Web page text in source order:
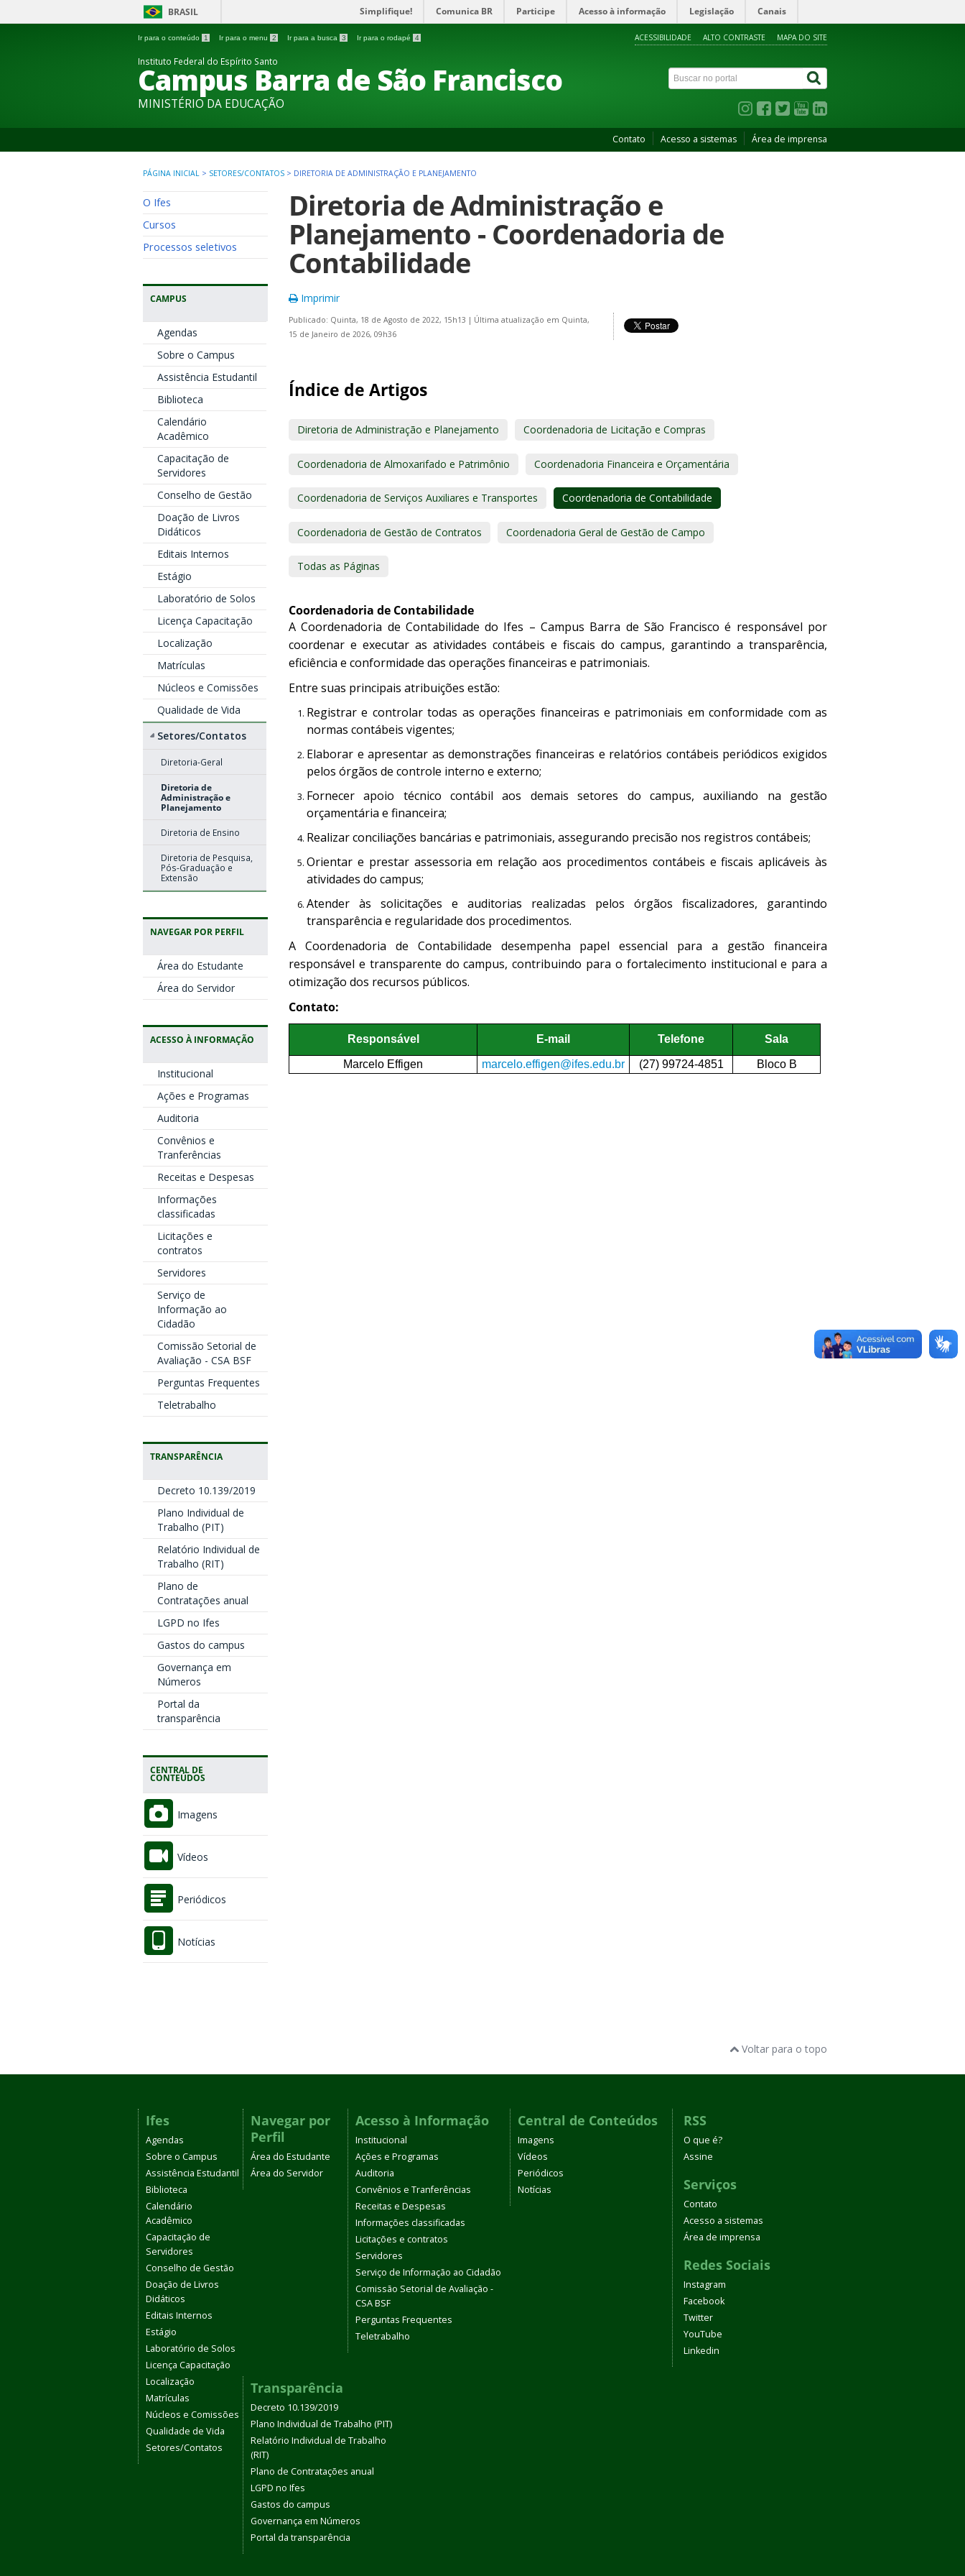
BRASIL Simplifique! Comunica BR Participe Acesso à informação Legislação Canais
Ir para o conteúdo 1 Ir para o menu 2 Ir para a busca 3 Ir para o rodapé 4 ACESSIBILIDADE ALTO CONTRASTE MAPA DO SITE
Instituto Federal do Espírito Santo
Campus Barra de São Francisco
MINISTÉRIO DA EDUCAÇÃO
Contato Acesso a sistemas Área de imprensa
PÁGINA INICIAL > SETORES/CONTATOS > DIRETORIA DE ADMINISTRAÇÃO E PLANEJAMENTO
O Ifes
Cursos
Processos seletivos
CAMPUS
Agendas
Sobre o Campus
Assistência Estudantil
Biblioteca
Calendário
Acadêmico
Capacitação de
Servidores
Conselho de Gestão
Doação de Livros
Didáticos
Editais Internos
Estágio
Laboratório de Solos
Licença Capacitação
Localização
Matrículas
Núcleos e Comissões
Qualidade de Vida
Setores/Contatos
Diretoria-Geral
Diretoria de
Administração e
Planejamento
Diretoria de Ensino
Diretoria de Pesquisa,
Pós-Graduação e
Extensão
NAVEGAR POR PERFIL
Área do Estudante
Área do Servidor
ACESSO À INFORMAÇÃO
Institucional
Ações e Programas
Auditoria
Convênios e
Tranferências
Receitas e Despesas
Informações
classificadas
Licitações e
contratos
Servidores
Serviço de
Informação ao
Cidadão
Comissão Setorial de
Avaliação - CSA BSF
Perguntas Frequentes
Teletrabalho
TRANSPARÊNCIA
Decreto 10.139/2019
Plano Individual de
Trabalho (PIT)
Relatório Individual de
Trabalho (RIT)
Plano de
Contratações anual
LGPD no Ifes
Gastos do campus
Governança em
Números
Portal da
transparência
CENTRAL DE
CONTEÚDOS
Imagens
Vídeos
Periódicos
Notícias
Diretoria de Administração e
Planejamento - Coordenadoria de
Contabilidade
Imprimir
Publicado: Quinta, 18 de Agosto de 2022, 15h13 | Última atualização em Quinta,
15 de Janeiro de 2026, 09h36
Índice de Artigos
Diretoria de Administração e Planejamento Coordenadoria de Licitação e Compras
Coordenadoria de Almoxarifado e Patrimônio Coordenadoria Financeira e Orçamentária
Coordenadoria de Serviços Auxiliares e Transportes Coordenadoria de Contabilidade
Coordenadoria de Gestão de Contratos Coordenadoria Geral de Gestão de Campo
Todas as Páginas
Coordenadoria de Contabilidade
A Coordenadoria de Contabilidade do Ifes – Campus Barra de São Francisco é responsável por
coordenar e executar as atividades contábeis e fiscais do campus, garantindo a transparência,
eficiência e conformidade das operações financeiras e patrimoniais.
Entre suas principais atribuições estão:
Registrar e controlar todas as operações financeiras e patrimoniais em conformidade com as
normas contábeis vigentes;
Elaborar e apresentar as demonstrações financeiras e relatórios contábeis periódicos exigidos
pelos órgãos de controle interno e externo;
Fornecer apoio técnico contábil aos demais setores do campus, auxiliando na gestão
orçamentária e financeira;
Realizar conciliações bancárias e patrimoniais, assegurando precisão nos registros contábeis;
Orientar e prestar assessoria em relação aos procedimentos contábeis e fiscais aplicáveis às
atividades do campus;
Atender às solicitações e auditorias realizadas pelos órgãos fiscalizadores, garantindo
transparência e regularidade dos procedimentos.
A Coordenadoria de Contabilidade desempenha papel essencial para a gestão financeira
responsável e transparente do campus, contribuindo para o fortalecimento institucional e para a
otimização dos recursos públicos.
Contato:
Responsável E-mail Telefone Sala
Marcelo Effigen marcelo.effigen@ifes.edu.br (27) 99724-4851 Bloco B
Voltar para o topo
Ifes
Agendas
Sobre o Campus
Assistência Estudantil
Biblioteca
Calendário
Acadêmico
Capacitação de
Servidores
Conselho de Gestão
Doação de Livros
Didáticos
Editais Internos
Estágio
Laboratório de Solos
Licença Capacitação
Localização
Matrículas
Núcleos e Comissões
Qualidade de Vida
Setores/Contatos
Navegar por
Perfil
Área do Estudante
Área do Servidor
Acesso à Informação
Institucional
Ações e Programas
Auditoria
Convênios e Tranferências
Receitas e Despesas
Informações classificadas
Licitações e contratos
Servidores
Serviço de Informação ao Cidadão
Comissão Setorial de Avaliação -
CSA BSF
Perguntas Frequentes
Teletrabalho
Central de Conteúdos
Imagens
Vídeos
Periódicos
Notícias
RSS
O que é?
Assine
Serviços
Contato
Acesso a sistemas
Área de imprensa
Redes Sociais
Instagram
Facebook
Twitter
YouTube
Linkedin
Transparência
Decreto 10.139/2019
Plano Individual de Trabalho (PIT)
Relatório Individual de Trabalho
(RIT)
Plano de Contratações anual
LGPD no Ifes
Gastos do campus
Governança em Números
Portal da transparência